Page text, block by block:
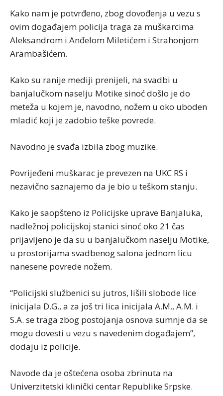
Kako nam je potvrđeno, zbog dovođenja u vezu s
ovim događajem policija traga za muškarcima
Aleksandrom i Anđelom Miletićem i Strahonjom
Arambašićem.
Kako su ranije mediji prenijeli, na svadbi u
banjalučkom naselju Motike sinoć došlo je do
meteža u kojem je, navodno, nožem u oko uboden
mladić koji je zadobio teške povrede.
Navodno je svađa izbila zbog muzike.
Povrijeđeni muškarac je prevezen na UKC RS i
nezavično saznajemo da je bio u teškom stanju.
Kako je saopšteno iz Policijske uprave Banjaluka,
nadležnoj policijskoj stanici sinoć oko 21 čas
prijavljeno je da su u banjalučkom naselju Motike,
u prostorijama svadbenog salona jednom licu
nanesene povrede nožem.
“Policijski službenici su jutros, lišili slobode lice
inicijala D.G., a za još tri lica inicijala A.M., A.M. i
S.A. se traga zbog postojanja osnova sumnje da se
mogu dovesti u vezu s navedenim događajem”,
dodaju iz policije.
Navode da je oštećena osoba zbrinuta na
Univerzitetski klinički centar Republike Srpske.